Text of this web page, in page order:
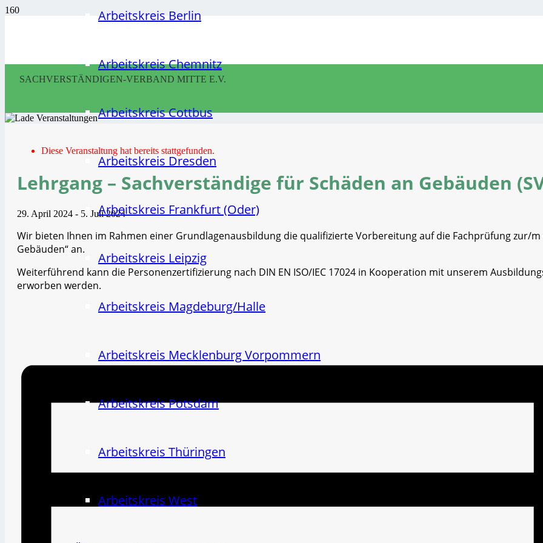
SACHVERSTÄNDIGEN-VERBAND MITTE E.V.
Arbeitskreis Berlin
Arbeitskreis Chemnitz
Arbeitskreis Cottbus
Arbeitskreis Dresden
Arbeitskreis Frankfurt (Oder)
Arbeitskreis Leipzig
Arbeitskreis Magdeburg/Halle
Arbeitskreis Mecklenburg Vorpommern
Arbeitskreis Potsdam
Arbeitskreis Thüringen
Arbeitskreis West
Diese Veranstaltung hat bereits stattgefunden.
Lehrgang – Sachverständige für Schäden an Gebäuden
29. April 2024 - 5. Juli 2024
Wir bieten Ihnen im Rahmen einer Grundlagenausbildung die qualifizierte Vorbereitung auf die Fachprüfung zur/
Gebäuden“ an.
Weiterführend kann die Personenzertifizierung nach DIN EN ISO/IEC 17024 in Kooperation mit unserem
erworben werden.